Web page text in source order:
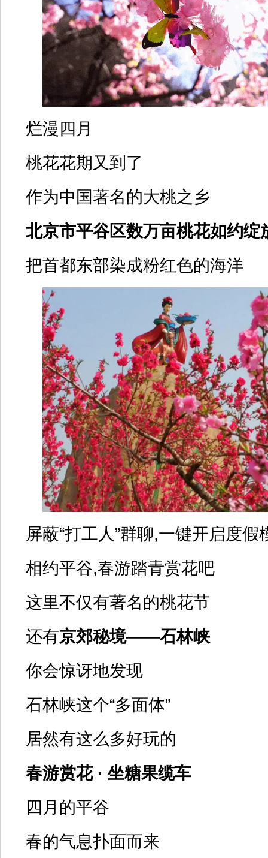
烂漫四月
桃花花期又到了
作为中国著名的大桃之乡
北京市平谷区数万亩桃花如约绽
把首都东部染成粉红色的海洋
屏蔽“打工人”群聊,一键开启度假
相约平谷,春游踏青赏花吧
这里不仅有著名的桃花节
还有京郊秘境——石林峡
你会惊讶地发现
石林峡这个“多面体”
居然有这么多好玩的
春游赏花 · 坐糖果缆车
四月的平谷
春的气息扑面而来